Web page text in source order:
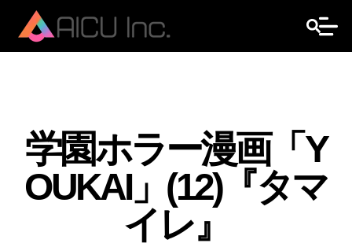
学園ホラー漫画「Y
OUKAI」(12)『タマ
イレ』